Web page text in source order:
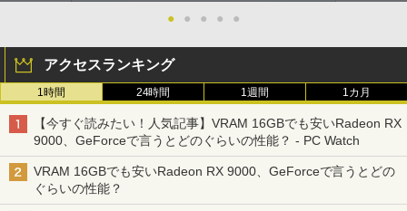
● ● ● ● ●
アクセスランキング
1時間 24時間 1週間 1カ月
【今すぐ読みたい！人気記事】VRAM 16GBでも安いRadeon RX
9000、GeForceで言うとどのぐらいの性能？ - PC Watch
VRAM 16GBでも安いRadeon RX 9000、GeForceで言うとどの
ぐらいの性能？